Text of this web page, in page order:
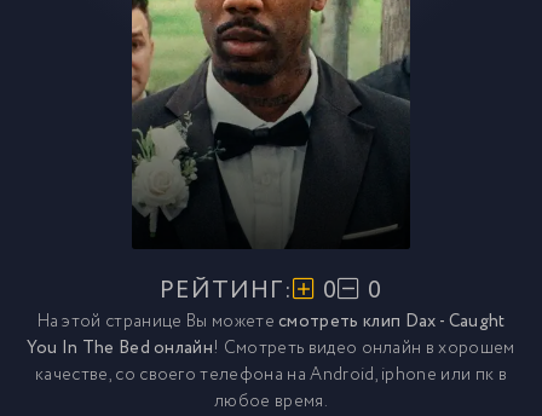
РЕЙТИНГ: 0 0
На этой странице Вы можетесмотреть клип Dax - Caught
You In The Bed онлайн! Смотреть видео онлайн в хорошем
качестве, со своего телефона на Android, iphone или пк в
любое время.